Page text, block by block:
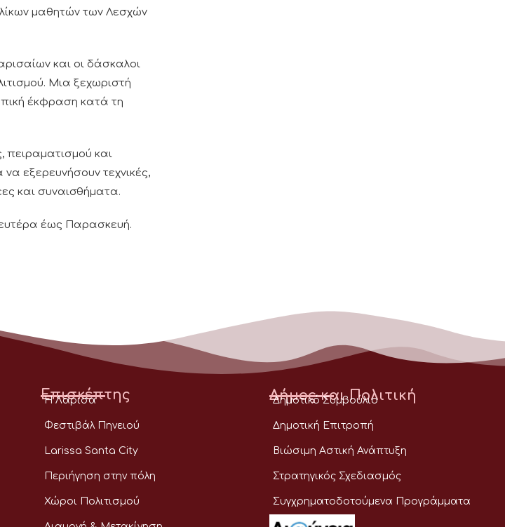
μαθητών των Λεσχών
και οι δάσκαλοι
Μια ξεχωριστή
έκφραση κατά τη
πειραματισμού και
να εξερευνήσουν τεχνικές,
και συναισθήματα.
έως Παρασκευή.
Επισκέπτης
Η Λάρισα
Φεστιβάλ Πηνειού
Larissa Santa City
Περιήγηση στην πόλη
Χώροι Πολιτισμού
Δήμος και Πολιτική
Δημοτικό Συμβούλιο
Δημοτική Επιτροπή
Βιώσιμη Αστική Ανάπτυξη
Στρατηγικός Σχεδιασμός
Συγχρηματοδοτούμενα Προγράμματα